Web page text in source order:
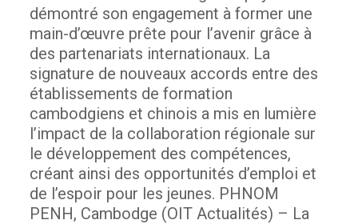
démontré son engagement à former une
main-d’œuvre prête pour l’avenir grâce à
des partenariats internationaux. La
signature de nouveaux accords entre des
établissements de formation
cambodgiens et chinois a mis en lumière
l’impact de la collaboration régionale sur
le développement des compétences,
créant ainsi des opportunités d’emploi et
de l’espoir pour les jeunes. PHNOM
PENH, Cambodge (OIT Actualités) – La